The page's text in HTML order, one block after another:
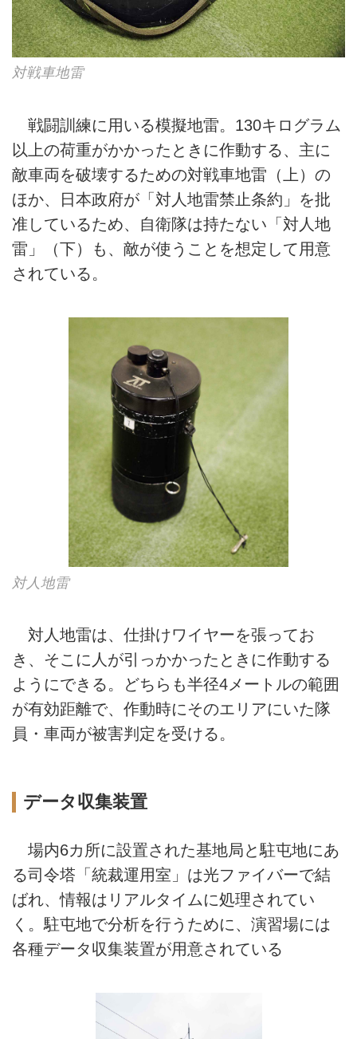
対戦車地雷
戦闘訓練に用いる模擬地雷。130キログラム
以上の荷重がかかったときに作動する、主に
敵車両を破壊するための対戦車地雷（上）の
ほか、日本政府が「対人地雷禁止条約」を批
准しているため、自衛隊は持たない「対人地
雷」（下）も、敵が使うことを想定して用意
されている。
対人地雷
対人地雷は、仕掛けワイヤーを張ってお
き、そこに人が引っかかったときに作動する
ようにできる。どちらも半径4メートルの範囲
が有効距離で、作動時にそのエリアにいた隊
員・車両が被害判定を受ける。
データ収集装置
場内6カ所に設置された基地局と駐屯地にあ
る司令塔「統裁運用室」は光ファイバーで結
ばれ、情報はリアルタイムに処理されてい
く。駐屯地で分析を行うために、演習場には
各種データ収集装置が用意されている